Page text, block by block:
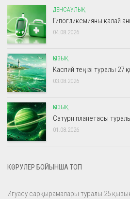
ДЕНСАУЛЫҚ
Гипогликемияны қалай
04.08.2026
ҚЫЗЫҚ
Каспий теңізі туралы
03.08.2026
ҚЫЗЫҚ
Сатурн планетасы
01.08.2026
КӨРУЛЕР БОЙЫНША ТОП
Игуасу сарқырамалары туралы 25